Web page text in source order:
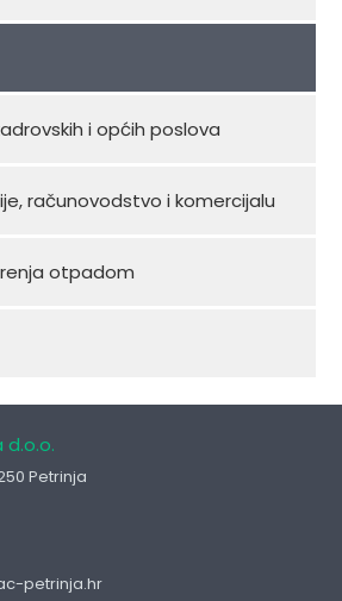
i općih poslova
računovodstvo i komercijalu
otpadom
d.o.o.
Petrinja
petrinja.hr